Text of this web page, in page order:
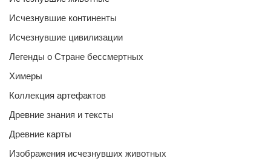
Исчезнувшие континенты
Исчезнувшие цивилизации
Легенды о Стране бессмертных
Химеры
Коллекция артефактов
Древние знания и тексты
Древние карты
Изображения исчезнувших животных